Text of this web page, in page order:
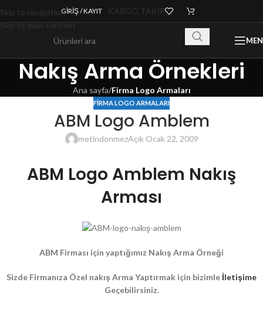
Skip to navigation
Skip to main content
GIRIŞ / KAYIT KARGO TAKİP
Nakış Arma Örnekleri
Ana sayfa/Firma Logo Armaları
FIRMA LOGO ARMALARI
ABM Logo Amblem
metindonmezAçık Ocak 22, 2009
ABM Logo Amblem Nakış
Arması
ABM Firması için yaptığımız Nakış Arma Örneği
Sizde Firmanıza Özel nakış Arma Yaptırmak için bizimle İletişime
Geçebilirsiniz.